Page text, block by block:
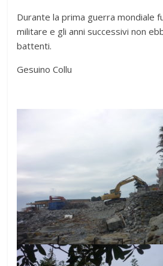
Durante la prima guerra mondiale
militare e gli anni successivi non
battenti.
Gesuino Collu